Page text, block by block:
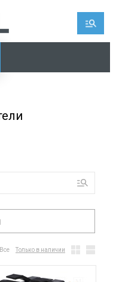
Все Только в наличии